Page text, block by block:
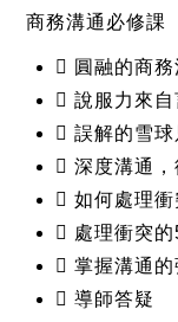
商務溝通必修課
 圓融的商
 說服力來
 誤解的雪
 深度溝通
 如何處理
 處理衝突的
 掌握溝通的
 導師答疑